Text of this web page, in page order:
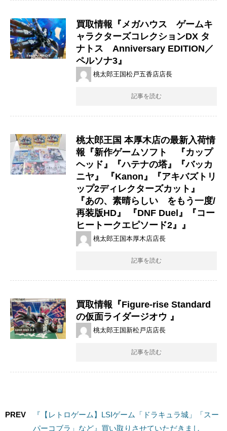
買取情報『メガハウス ゲームキ
ャラクターズコレクションDX タ
ナトス Anniversary EDITION／
ペルソナ3』
桃太郎王国松戸五香店店長
記事を読む
桃太郎王国 本厚木店の最新入荷情
報『新作ゲームソフト 『カップ
ヘッド』『ハテナの塔』『バッカ
ニヤ』 『Kanon』『アキバズトリ
ップ2ディレクターズカット』
『あの、素晴らしい をもう一度/
再装版HD』 『DNF Duel』『コー
ヒートークエピソード2』』
桃太郎王国本厚木店店長
記事を読む
買取情報『Figure-rise ​Standard
の​仮面ライダージオウ 』
桃太郎王国新松戸店店長
記事を読む
PREV
『【レトロゲーム】LSIゲーム「ドラキュラ城」「スー
パーコブラ」など』買い取りさせていただきまし